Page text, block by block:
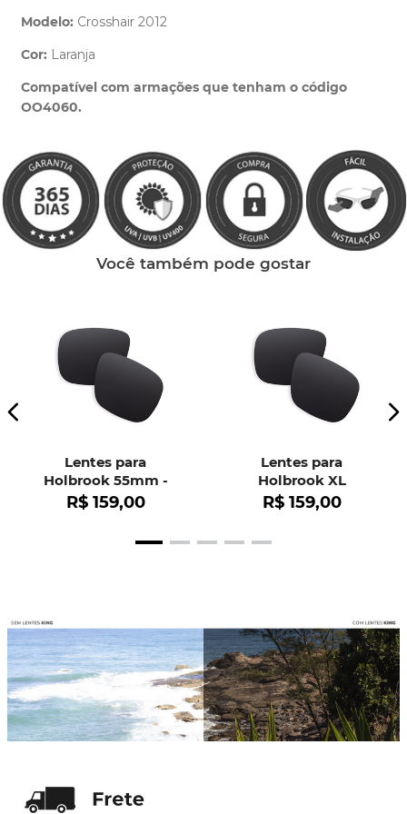
Modelo: Crosshair 2012
Cor: Laranja
Compatível com armações que tenham o código
OO4060.
Você também pode gostar
Lentes para
Holbrook 55mm -
OO9102
R$ 159,00
Lentes para
Holbrook XL
R$ 159,00